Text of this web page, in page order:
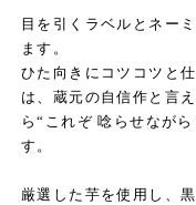
目を引くラベルとネー
ます。
ひた向きにコツコツと
は、蔵元の自信作と言
ら“これぞ 唸らせなが
す。
厳選した芋を使用し、